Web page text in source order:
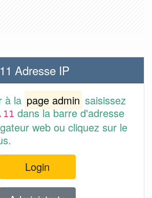
Adresse IP
à la page admin saisissez
dans la barre d'adresse
web ou cliquez sur le
Login